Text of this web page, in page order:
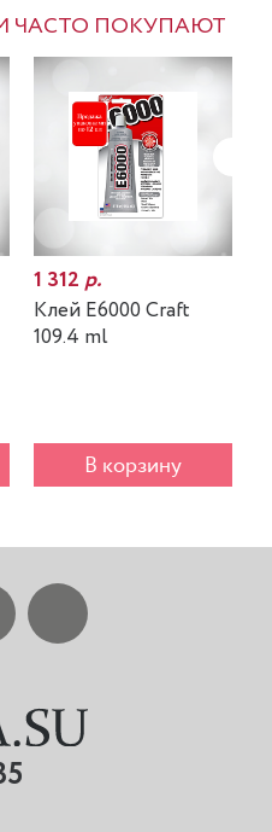
ЧАСТО ПОКУПАЮТ
1 312р.
Клей E6000 Craft
109.4 ml
В корзину